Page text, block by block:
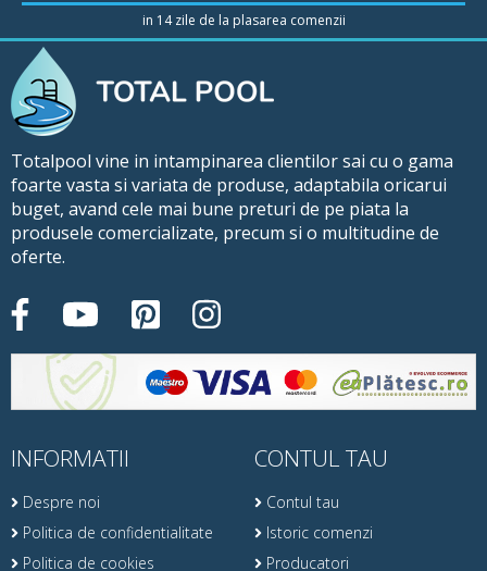
in 14 zile de la plasarea comenzii
Totalpool vine in intampinarea clientilor sai cu o gama
foarte vasta si variata de produse, adaptabila oricarui
buget, avand cele mai bune preturi de pe piata la
produsele comercializate, precum si o multitudine de
oferte.
INFORMATII
Despre noi
Politica de confidentialitate
Politica de cookies
CONTUL TAU
Contul tau
Istoric comenzi
Producatori